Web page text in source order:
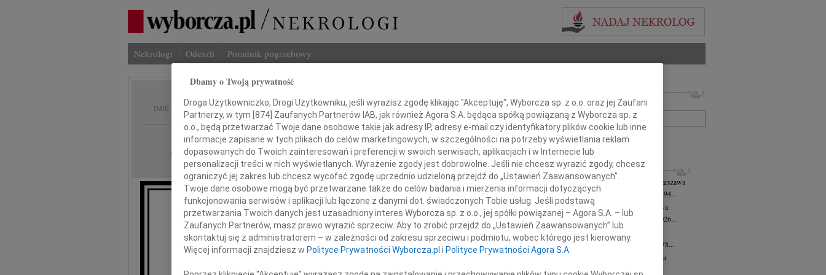
Nekrologi Odeszli Poradnik pogrzebowy
IMIĘ I NAZWISKO: Tadeusz Burliński
REGION: Warszawa
DATA EMISJI: 19.03.2010
11 marca 2010 roku zmarł, przeżywszy 60 lat
Imię i nazwisko lub numer ogłoszenia:
+ szukanie zaawansowane
INNE NEKROLOGI
Jerzy Downarowicz wiek: 94
Warszawa
W dniu 1 sierpnia 2026 roku zmarł w wieku 94...
Krystyna Czerny-Latek
Warszawa
Z żalem zawiadamiamy, że dnia 3 sierpnia 2026...
Ewa Wolińska-Witort
W dniu 31 lipca 2026 roku zmarła w wieku 78...
Małgorzata Kościelska
Warszawa
Z wielkim bólem zawiadamiamy, że 3...
Dbamy o Twoją prywatność
Droga Użytkowniczko, Drogi Użytkowniku, jeśli wyrazisz zgodę klikając "Akceptuję", Wyborcza sp. z o.o. oraz jej Zaufani
Partnerzy, w tym [874] Zaufanych Partnerów IAB, jak również Agora S.A. będąca spółką powiązaną z Wyborcza sp. z
o.o., będą przetwarzać Twoje dane osobowe takie jak adresy IP, adresy e-mail czy identyfikatory plików cookie lub inne
informacje zapisane w tych plikach do celów marketingowych, w szczególności na potrzeby wyświetlania reklam
dopasowanych do Twoich zainteresowań i preferencji w swoich serwisach, aplikacjach i w Internecie lub
personalizacji treści w nich wyświetlanych. Wyrażenie zgody jest dobrowolne. Jeśli nie chcesz wyrazić zgody, chcesz
ograniczyć jej zakres lub chcesz wycofać zgodę uprzednio udzieloną przejdź do „Ustawień Zaawansowanych”.
Twoje dane osobowe mogą być przetwarzane także do celów badania i mierzenia informacji dotyczących
funkcjonowania serwisów i aplikacji lub łączone z danymi dot. świadczonych Tobie usług. Jeśli podstawą
przetwarzania Twoich danych jest uzasadniony interes Wyborcza sp. z o.o., jej spółki powiązanej – Agora S.A. – lub
Zaufanych Partnerów, masz prawo wyrazić sprzeciw. Aby to zrobić przejdź do „Ustawień Zaawansowanych” lub
skontaktuj się z administratorem – w zależności od zakresu sprzeciwu i podmiotu, wobec którego jest kierowany.
Więcej informacji znajdziesz w Polityce Prywatności Wyborcza.pl i Polityce Prywatności Agora S.A.